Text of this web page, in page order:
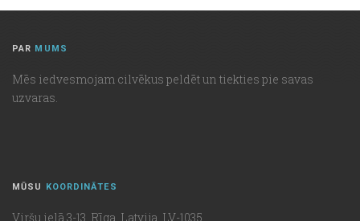
PAR MUMS
Mēs iedvesmojam cilvēkus peldēt un tiekties pie savas
uzvaras.
MŪSU KOORDINĀTES
Viršu ielā 3-13, Rīga, Latvija, LV-1035